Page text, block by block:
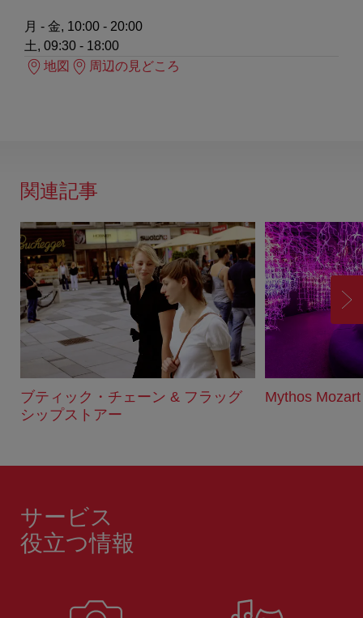
月 - 金, 10:00 - 20:00
土, 09:30 - 18:00
地図
周辺の見どころ
関連記事
ブティック・チェーン & フラッグ
シップストアー
Mythos
進
サービス
役立つ情報